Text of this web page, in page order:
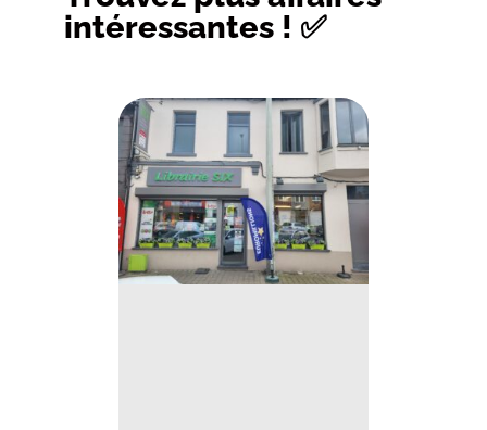
intéressantes ! ✅